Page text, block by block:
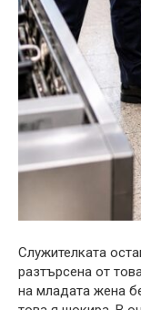
Служителката
разтърсена от
на младата жена